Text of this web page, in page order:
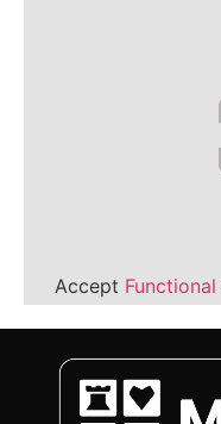
Accept Functional